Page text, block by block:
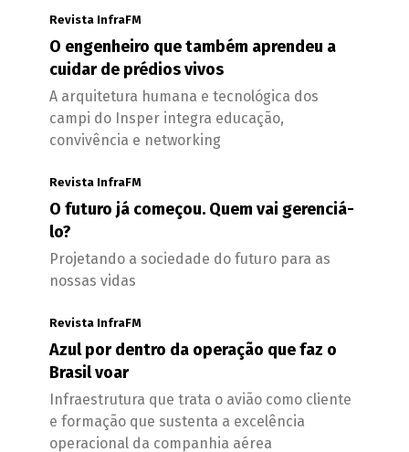
Revista InfraFM
O engenheiro que também aprendeu a
cuidar de prédios vivos
A arquitetura humana e tecnológica dos
campi do Insper integra educação,
convivência e networking
Revista InfraFM
O futuro já começou. Quem vai gerenciá-
lo?
Projetando a sociedade do futuro para as
nossas vidas
Revista InfraFM
Azul por dentro da operação que faz o
Brasil voar
Infraestrutura que trata o avião como cliente
e formação que sustenta a excelência
operacional da companhia aérea